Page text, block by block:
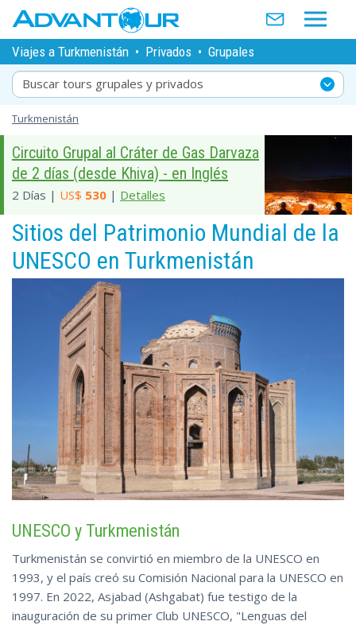
Viajes a Turkmenistán • Privados • Grupales
Buscar tours grupales y privados
Turkmenistán
Circuito Grupal al Cráter de Gas Darvaza
de 2 días (desde Khiva) - en Inglés
2 Días | US$ 530 | Detalles
Sitios del Patrimonio Mundial de la
UNESCO en Turkmenistán
UNESCO y Turkmenistán
Turkmenistán se convirtió en miembro de la UNESCO en
1993, y el país creó su Comisión Nacional para la UNESCO en
1997. En 2022, Asjabad (Ashgabat) fue testigo de la
inauguración de su primer Club UNESCO, "Lenguas del